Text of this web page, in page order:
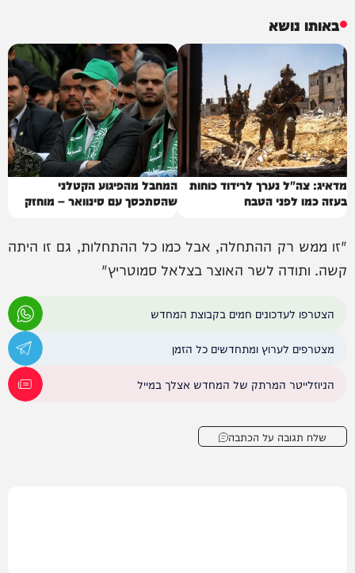
באותו נושא
מדאיג: צה"ל נערך לרידוד כוחות
בעזה כמו לפני הטבח
המחבל מהפיגוע הקטלני
שהסתכסך עם סינוואר – מוחזק
"זו ממש רק ההתחלה, אבל כמו כל ההתחלות, גם זו היתה
קשה. ותודה לשר האוצר בצלאל סמוטריץ"
הצטרפו לעדכונים חמים בקבוצת המחדש
מצטרפים לערוץ ומתחדשים כל הזמן
הניוזלייטר המרתק של המחדש אצלך במייל
שלח תגובה על הכתבה